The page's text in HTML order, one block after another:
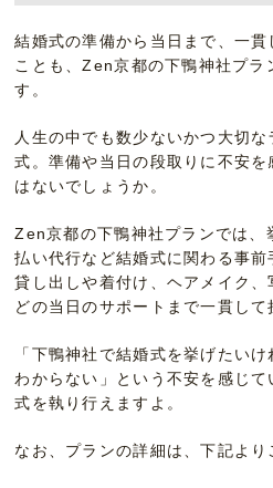
結婚式の準備から当日まで、一
ことも、Zen京都の下鴨神社プラ
す。
人生の中でも数少ないかつ大切
式。準備や当日の段取りに不安
はないでしょうか。
Zen京都の下鴨神社プランでは、
払い代行など結婚式に関わる事
貸し出しや着付け、ヘアメイク
どの当日のサポートまで一貫して
「下鴨神社で結婚式を挙げたい
わからない」という不安を感じ
式を執り行えますよ。
なお、プランの詳細は、下記より